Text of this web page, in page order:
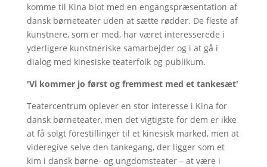
komme til Kina blot med en engangspræsentation af
dansk børneteater uden at sætte rødder. De fleste af
kunstnere, som er med, har været interesserede i
yderligere kunstneriske samarbejder og i at gå i
dialog med kinesiske teaterfolk og publikum.
'Vi kommer jo først og fremmest med et tankesæt'
Teatercentrum oplever en stor interesse i Kina for
dansk børneteater, men det vigtigste for dem er ikke
at få solgt forestillinger til et kinesisk marked, men at
videregive selve den tankegang, der ligger som et
kim i dansk børne- og ungdomsteater – at være i